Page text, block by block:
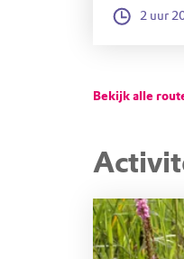
2 uur
Bekijk alle